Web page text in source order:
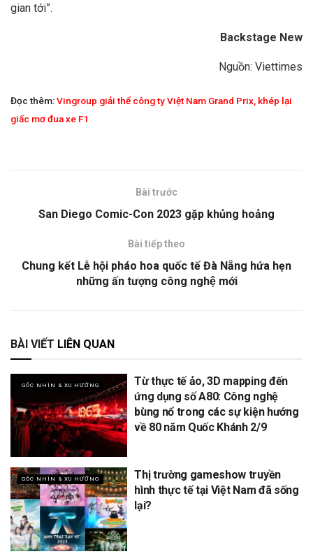
gian tới”.
Backstage New
Nguồn: Viettimes
Đọc thêm:Vingroup giải thể công ty Việt Nam Grand Prix, khép lại
giấc mơ đua xe F1
Bài trước
San Diego Comic-Con 2023 gặp khủng hoảng
Bài tiếp theo
Chung kết Lễ hội pháo hoa quốc tế Đà Nẵng hứa hẹn
những ấn tượng công nghệ mới
BÀI VIẾT LIÊN QUAN
GÓC NHÌN & XU HƯỚNG
Từ thực tế ảo, 3D mapping đến
ứng dụng số A80: Công nghệ
bùng nổ trong các sự kiện hướng
về 80 năm Quốc Khánh 2/9
GÓC NHÌN & XU HƯỚNG
Thị trường gameshow truyền
hình thực tế tại Việt Nam đã sống
lại?